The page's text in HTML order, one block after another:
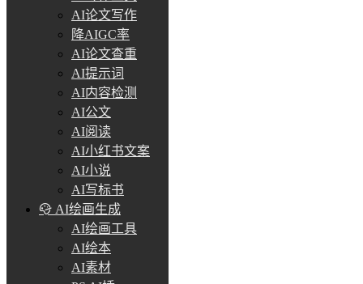
AI论文写作
降AIGC率
AI论文查重
AI提示词
AI内容检测
AI公文
AI阅读
AI小红书文案
AI小说
AI写标书
AI绘画生成
AI绘画工具
AI绘本
AI素材